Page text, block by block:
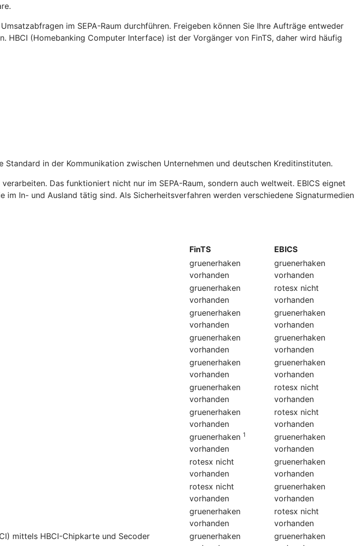
im SEPA-Raum durchführen. Freigeben können Sie Ihre Aufträge entweder
HBCI (Homebanking Computer Interface) ist der Vorgänger von FinTS, daher wird häufig
in der Kommunikation zwischen Unternehmen und deutschen Kreditinstituten.
Das funktioniert nicht nur im SEPA-Raum, sondern auch weltweit. EBICS eignet
In- und Ausland tätig sind. Als Sicherheitsverfahren werden verschiedene Signaturmedien
FinTS
EBICS
gruenerhaken
vorhanden
gruenerhaken
vorhanden
gruenerhaken
vorhanden
rotesx nicht
vorhanden
gruenerhaken
vorhanden
gruenerhaken
vorhanden
gruenerhaken
vorhanden
gruenerhaken
vorhanden
gruenerhaken
vorhanden
gruenerhaken
vorhanden
gruenerhaken
vorhanden
rotesx nicht
vorhanden
gruenerhaken
vorhanden
rotesx nicht
vorhanden
gruenerhaken 1
vorhanden
gruenerhaken
vorhanden
rotesx nicht
vorhanden
gruenerhaken
vorhanden
rotesx nicht
vorhanden
gruenerhaken
vorhanden
gruenerhaken
vorhanden
rotesx nicht
vorhanden
mittels HBCI-Chipkarte und Secoder
gruenerhaken
gruenerhaken